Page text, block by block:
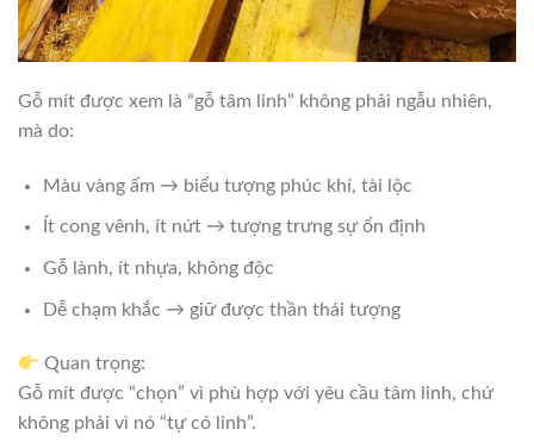
Gỗ mít được xem là “gỗ tâm linh” không phải ngẫu nhiên,
mà do:
Màu vàng ấm → biểu tượng phúc khí, tài lộc
Ít cong vênh, ít nứt → tượng trưng sự ổn định
Gỗ lành, ít nhựa, không độc
Dễ chạm khắc → giữ được thần thái tượng
Quan trọng:
Gỗ mít được “chọn” vì phù hợp với yêu cầu tâm linh, chứ
không phải vì nó “tự có linh”.